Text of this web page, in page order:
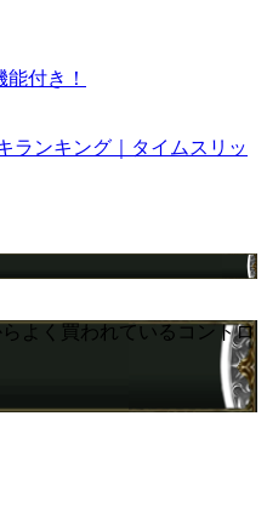
付き！
ランキング｜タイムスリッ
よく買われているコントロ